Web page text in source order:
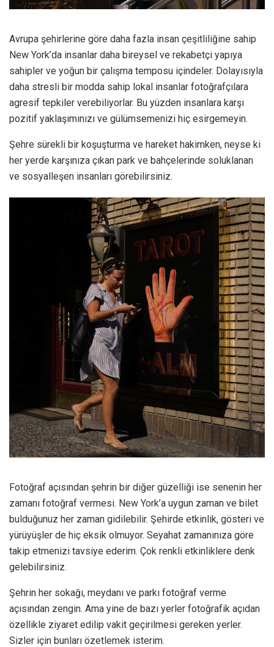
Avrupa şehirlerine göre daha fazla insan çeşitliliğine sahip
New York’da insanlar daha bireysel ve rekabetçi yapıya
sahipler ve yoğun bir çalışma temposu içindeler. Dolayısıyla
daha stresli bir modda sahip lokal insanlar fotoğrafçılara
agresif tepkiler verebiliyorlar. Bu yüzden insanlara karşı
pozitif yaklaşımınızı ve gülümsemenizi hiç esirgemeyin.
Şehre sürekli bir koşuşturma ve hareket hakimken, neyse ki
her yerde karşınıza çıkan park ve bahçelerinde soluklanan
ve sosyalleşen insanları görebilirsiniz.
Fotoğraf açısından şehrin bir diğer güzelliği ise senenin her
zamanı fotoğraf vermesi. New York’a uygun zaman ve bilet
bulduğunuz her zaman gidilebilir. Şehirde etkinlik, gösteri ve
yürüyüşler de hiç eksik olmuyor. Seyahat zamanınıza göre
takip etmenizi tavsiye ederim. Çok renkli etkinliklere denk
gelebilirsiniz.
Şehrin her sokağı, meydanı ve parkı fotoğraf verme
açısından zengin. Ama yine de bazı yerler fotoğrafik açıdan
özellikle ziyaret edilip vakit geçirilmesi gereken yerler.
Sizler için bunları özetlemek isterim.